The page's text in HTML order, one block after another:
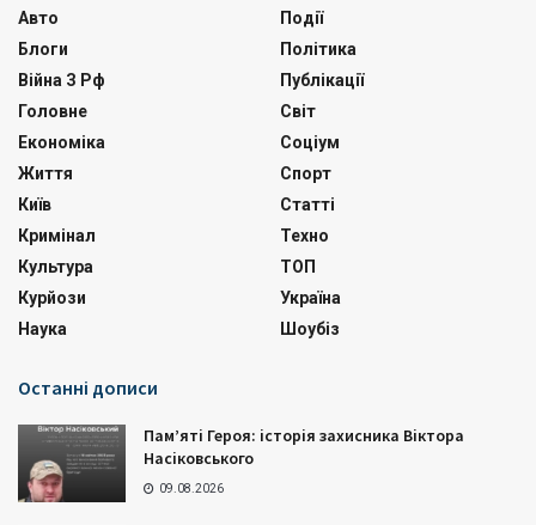
Авто
Блоги
Війна З Рф
Головне
Економіка
Життя
Київ
Кримінал
Культура
Курйози
Наука
Події
Політика
Публікації
Світ
Соціум
Спорт
Статті
Техно
ТОП
Україна
Шоубіз
Останні дописи
Пам’яті Героя: історія захисника Віктора
Насіковського
09.08.2026